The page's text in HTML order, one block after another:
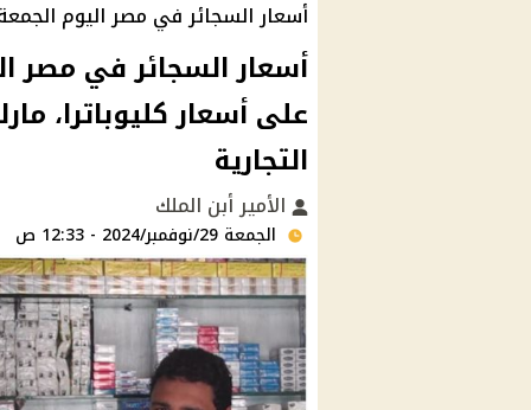
أسعار السجائر في مصر اليوم الجمعة 29 نوفمبر
على أسعار كليوباترا،
التجارية
الأمير أبن الملك
الجمعة 29/نوفمبر/2024 - 12:33 ص